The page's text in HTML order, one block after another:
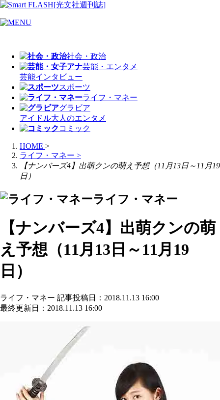
社会・政治
芸能・エンタメ
芸能インタビュー
スポーツ
ライフ・マネー
グラビア
アイドル大人のエンタメ
コミック
HOME >
ライフ・マネー >
【ナンバーズ4】出萌クンの萌え予想（11月13日～11月19
日）
ライフ・マネー
【ナンバーズ4】出萌クンの萌
え予想（11月13日～11月19
日）
ライフ・マネー 記事投稿日：2018.11.13 16:00
最終更新日：2018.11.13 16:00